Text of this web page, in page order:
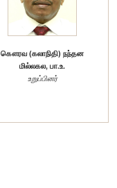
கௌரவ (கலாநிதி) நந்தன
மில்லகல, பா.உ.
உறுப்பினர்